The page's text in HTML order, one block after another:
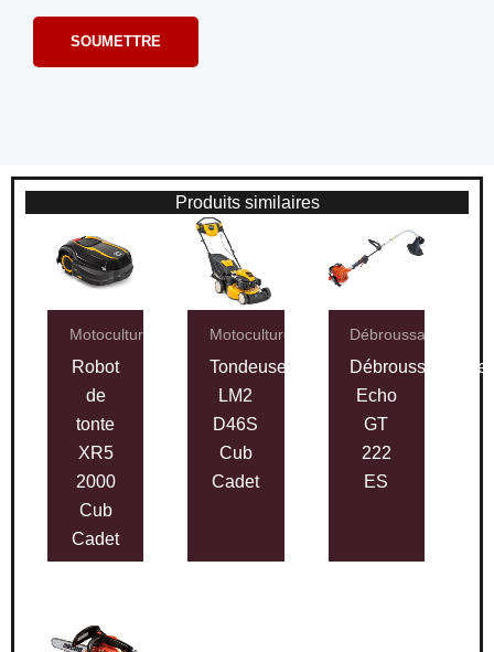
Produits similaires
Motoculture
Robot
de
tonte
XR5
2000
Cub
Cadet
Motoculture
Tondeuse
LM2
D46S
Cub
Cadet
Débroussailleuses
Débroussailleuse
Echo
GT
222
ES